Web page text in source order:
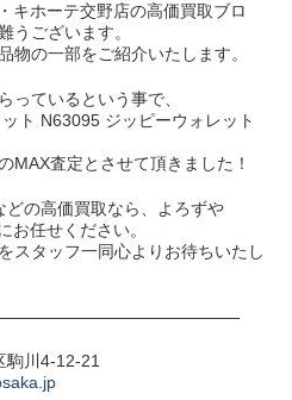
キホーテ交野店の高価買取ブロ
うございます。
物の一部をご紹介いたします。
っているという事で、
ト N63095 ジッピーウォレット
MAX査定とさせて頂きました！
の高価買取なら、よろずや
お任せください。
スタッフ一同心よりお待ちいたし
川4-12-21